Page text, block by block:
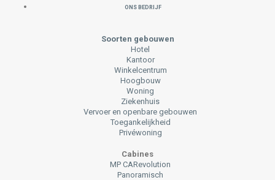
ONS BEDRIJF
Soorten gebouwen
Hotel
Kantoor
Winkelcentrum
Hoogbouw
Woning
Ziekenhuis
Vervoer en openbare gebouwen
Toegankelijkheid
Privéwoning
Cabines
MP CARevolution
Panoramisch